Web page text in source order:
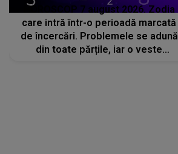
HOROSCOP 7 august 2026. Zodia
care intră într-o perioadă marcată
de încercări. Problemele se adună
din toate părțile, iar o veste